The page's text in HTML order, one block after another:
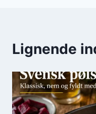
Lignende